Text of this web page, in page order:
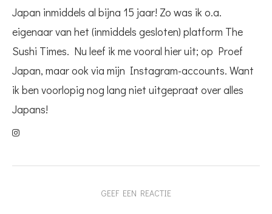
Japan inmiddels al bijna 15 jaar! Zo was ik o.a.
eigenaar van het (inmiddels gesloten) platform The
Sushi Times. Nu leef ik me vooral hier uit; op Proef
Japan, maar ook via mijn Instagram-accounts. Want
ik ben voorlopig nog lang niet uitgepraat over alles
Japans!
GEEF EEN REACTIE